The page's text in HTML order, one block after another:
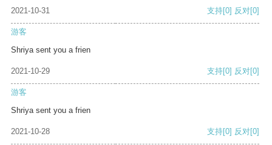
2021-10-31 支持[0] 反对[0]
游客
Shriya sent you a frien
2021-10-29 支持[0] 反对[0]
游客
Shriya sent you a frien
2021-10-28 支持[0] 反对[0]